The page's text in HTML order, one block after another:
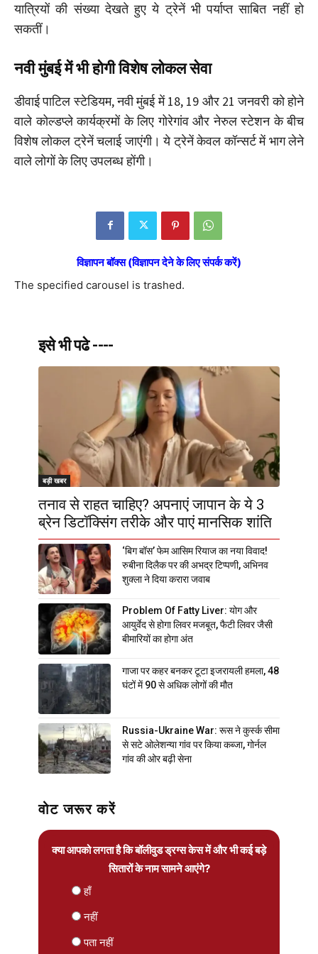
यात्रियों की संख्या देखते हुए ये ट्रेनें भी पर्याप्त साबित नहीं हो
सकतीं।
नवी मुंबई में भी होगी विशेष लोकल सेवा
डीवाई पाटिल स्टेडियम, नवी मुंबई में 18, 19 और 21 जनवरी को होने
वाले कोल्डप्ले कार्यक्रमों के लिए गोरेगांव और नेरुल स्टेशन के बीच
विशेष लोकल ट्रेनें चलाई जाएंगी। ये ट्रेनें केवल कॉन्सर्ट में भाग लेने
वाले लोगों के लिए उपलब्ध होंगी।
विज्ञापन बॉक्स (विज्ञापन देने के लिए संपर्क करें)
The specified carousel is trashed.
इसे भी पढे ----
बड़ी खबर
तनाव से राहत चाहिए? अपनाएं जापान के ये 3
ब्रेन डिटॉक्सिंग तरीके और पाएं मानसिक शांति
‘बिग बॉस’ फेम आसिम रियाज का नया विवाद!
रुबीना दिलैक पर की अभद्र टिप्पणी, अभिनव
शुक्ला ने दिया करारा जवाब
Problem Of Fatty Liver: योग और
आयुर्वेद से होगा लिवर मजबूत, फैटी लिवर जैसी
बीमारियों का होगा अंत
गाजा पर कहर बनकर टूटा इजरायली हमला, 48
घंटों में 90 से अधिक लोगों की मौत
Russia-Ukraine War: रूस ने कुर्स्क सीमा
से सटे ओलेशन्या गांव पर किया कब्जा, गोर्नल
गांव की ओर बढ़ी सेना
वोट जरूर करें
क्या आपको लगता है कि बॉलीवुड ड्रग्स केस में और भी कई बड़े
सितारों के नाम सामने आएंगे?
हाँ
नहीं
पता नहीं